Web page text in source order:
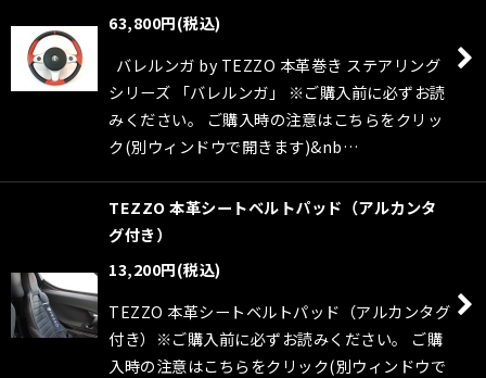
63,800円(税込)
バレルンガ by TEZZO 本革巻き ステアリング
シリーズ 「バレルンガ」 ※ご購入前に必ずお読
みください。 ご購入時の注意はこちらをクリッ
ク(別ウィンドウで開きます)&nb…
TEZZO 本革シートベルトパッド（アルカンタ
グ付き）
13,200円(税込)
TEZZO 本革シートベルトパッド（アルカンタグ
付き）※ご購入前に必ずお読みください。 ご購
入時の注意はこちらをクリック(別ウィンドウで